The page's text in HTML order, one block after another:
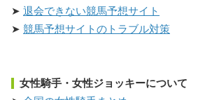
退会できない競馬予想サイト
競馬予想サイトのトラブル対策
女性騎手・女性ジョッキーについて